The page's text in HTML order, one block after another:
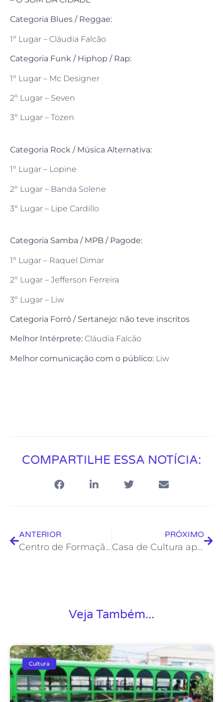
Categoria Blues / Reggae:
1º Lugar – Cláudia Falcão
Categoria Funk / Hiphop / Rap:
1º Lugar – Mc Designer
2º Lugar – Seven
3º Lugar – Tozen
Categoria Rock / Música Alternativa:
1º Lugar – Lopine
2º Lugar – Banda Solene
3º Lugar – Lipe Cardillo
Categoria Samba / MPB / Pagode:
1º Lugar – Raquel Dimar
2º Lugar – Jefferson Ferreira
3º Lugar – Liw
Categoria Forró / Sertanejo: não teve inscritos
Melhor Intérprete: Cláudia Falcão
Melhor comunicação com o público: Liw
COMPARTILHE ESSA NOTÍCIA:
ANTERIOR
Centro de Formação Artística oferece curso livre de Música e Tecnologia
PRÓXIMO
Casa de Cultura apresenta exposição “Trajetória” do artista Adilson Lopes
Veja Também...
Cultura